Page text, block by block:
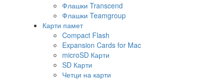
Флашки Transcend
Флашки Teamgroup
Карти памет
Compact Flash
Expansion Cards for Mac
microSD Карти
SD Карти
Четци на карти